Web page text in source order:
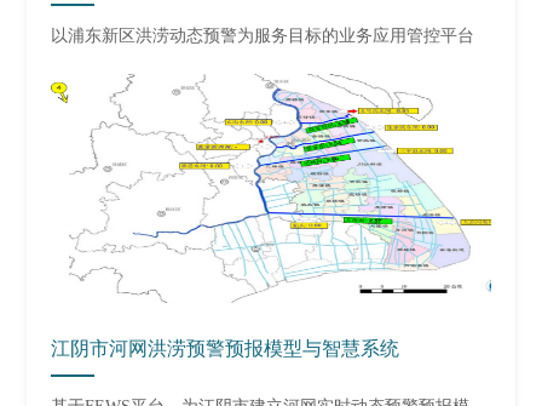
以浦东新区洪涝动态预警为服务目标的业务应用管控平台
江阴市河网洪涝预警预报模型与智慧系统